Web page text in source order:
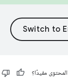
مفيدًا؟